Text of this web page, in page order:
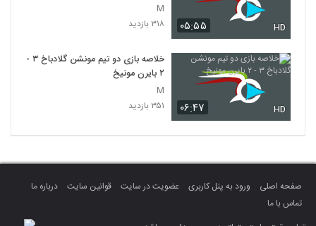
۰۵:۵۵ HD
M
۳۱۸ بازدید
۰۶:۴۷ HD
خلاصه بازی دو تیم مونشن گلادباخ ۳ -
۲ بایرن مونیخ
M
۳۵۱ بازدید
صفحه اصلی ورود به پنل کاربری عضویت در سایت قوانین سایت
درباره ما
تماس با ما